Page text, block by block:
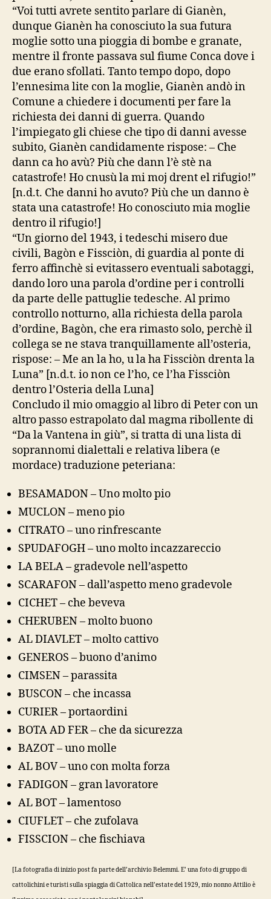
“Voi tutti avrete sentito parlare di Gianèn,
dunque Gianèn ha conosciuto la sua futura
moglie sotto una pioggia di bombe e granate,
mentre il fronte passava sul fiume Conca dove i
due erano sfollati. Tanto tempo dopo, dopo
l’ennesima lite con la moglie, Gianèn andò in
Comune a chiedere i documenti per fare la
richiesta dei danni di guerra. Quando
l’impiegato gli chiese che tipo di danni avesse
subito, Gianèn candidamente rispose: – Che
dann ca ho avù? Più che dann l’è stè na
catastrofe! Ho cnusù la mi moj drent el rifugio!”
[n.d.t. Che danni ho avuto? Più che un danno è
stata una catastrofe! Ho conosciuto mia moglie
dentro il rifugio!]
“Un giorno del 1943, i tedeschi misero due
civili, Bagòn e Fissciòn, di guardia al ponte di
ferro affinchè si evitassero eventuali sabotaggi,
dando loro una parola d’ordine per i controlli
da parte delle pattuglie tedesche. Al primo
controllo notturno, alla richiesta della parola
d’ordine, Bagòn, che era rimasto solo, perchè il
collega se ne stava tranquillamente all’osteria,
rispose: – Me an la ho, u la ha Fissciòn drenta la
Luna” [n.d.t. io non ce l’ho, ce l’ha Fissciòn
dentro l’Osteria della Luna]
Concludo il mio omaggio al libro di Peter con un
altro passo estrapolato dal magma ribollente di
“Da la Vantena in giù”, si tratta di una lista di
soprannomi dialettali e relativa libera (e
mordace) traduzione peteriana:
BESAMADON – Uno molto pio
MUCLON – meno pio
CITRATO – uno rinfrescante
SPUDAFOGH – uno molto incazzareccio
LA BELA – gradevole nell’aspetto
SCARAFON – dall’aspetto meno gradevole
CICHET – che beveva
CHERUBEN – molto buono
AL DIAVLET – molto cattivo
GENEROS – buono d’animo
CIMSEN – parassita
BUSCON – che incassa
CURIER – portaordini
BOTA AD FER – che da sicurezza
BAZOT – uno molle
AL BOV – uno con molta forza
FADIGON – gran lavoratore
AL BOT – lamentoso
CIUFLET – che zufolava
FISSCION – che fischiava
[La fotografia di inizio post fa parte dell’archivio Belemmi. E’ una foto di gruppo di
cattolichini e turisti sulla spiaggia di Cattolica nell’estate del 1929, mio nonno Attilio è